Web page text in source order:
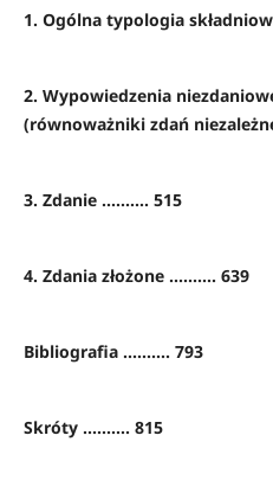
1. Ogólna typologia
2. Wypowiedzenia
(równoważniki zdań
3. Zdanie .......... 515
4. Zdania złożone .......... 639
Bibliografia .......... 793
Skróty .......... 815